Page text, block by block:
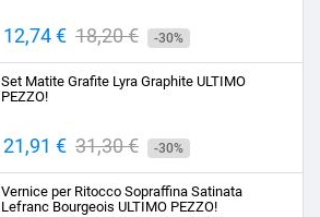
Prezzo
12,74 € Prezzo
base
18,20 € -30%
Set Matite Grafite Lyra Graphite ULTIMO
PEZZO!
Prezzo
21,91 € Prezzo
base
31,30 € -30%
Vernice per Ritocco Sopraffina Satinata
Lefranc Bourgeois ULTIMO PEZZO!